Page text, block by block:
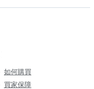
如何購買
買家保障